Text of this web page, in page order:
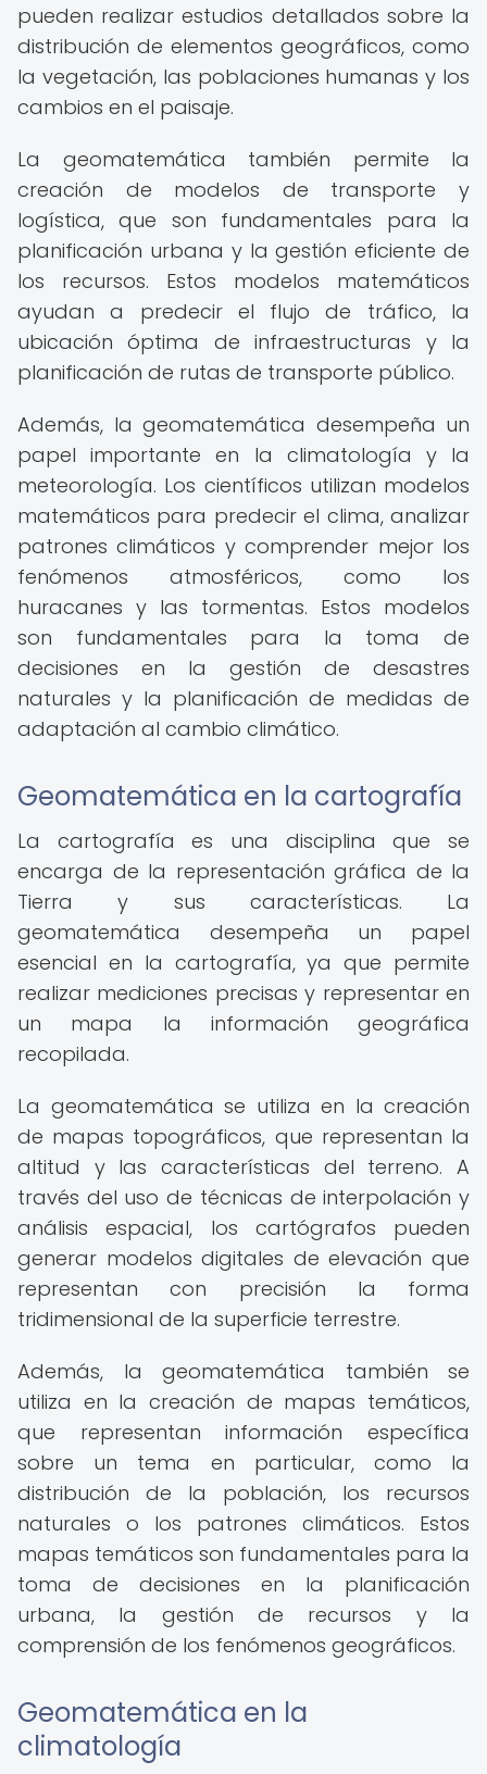
pueden realizar estudios detallados sobre la
distribución de elementos geográficos, como
la vegetación, las poblaciones humanas y los
cambios en el paisaje.
La geomatemática también permite la
creación de modelos de transporte y
logística, que son fundamentales para la
planificación urbana y la gestión eficiente de
los recursos. Estos modelos matemáticos
ayudan a predecir el flujo de tráfico, la
ubicación óptima de infraestructuras y la
planificación de rutas de transporte público.
Además, la geomatemática desempeña un
papel importante en la climatología y la
meteorología. Los científicos utilizan modelos
matemáticos para predecir el clima, analizar
patrones climáticos y comprender mejor los
fenómenos atmosféricos, como los
huracanes y las tormentas. Estos modelos
son fundamentales para la toma de
decisiones en la gestión de desastres
naturales y la planificación de medidas de
adaptación al cambio climático.
Geomatemática en la cartografía
La cartografía es una disciplina que se
encarga de la representación gráfica de la
Tierra y sus características. La
geomatemática desempeña un papel
esencial en la cartografía, ya que permite
realizar mediciones precisas y representar en
un mapa la información geográfica
recopilada.
La geomatemática se utiliza en la creación
de mapas topográficos, que representan la
altitud y las características del terreno. A
través del uso de técnicas de interpolación y
análisis espacial, los cartógrafos pueden
generar modelos digitales de elevación que
representan con precisión la forma
tridimensional de la superficie terrestre.
Además, la geomatemática también se
utiliza en la creación de mapas temáticos,
que representan información específica
sobre un tema en particular, como la
distribución de la población, los recursos
naturales o los patrones climáticos. Estos
mapas temáticos son fundamentales para la
toma de decisiones en la planificación
urbana, la gestión de recursos y la
comprensión de los fenómenos geográficos.
Geomatemática en la
climatología